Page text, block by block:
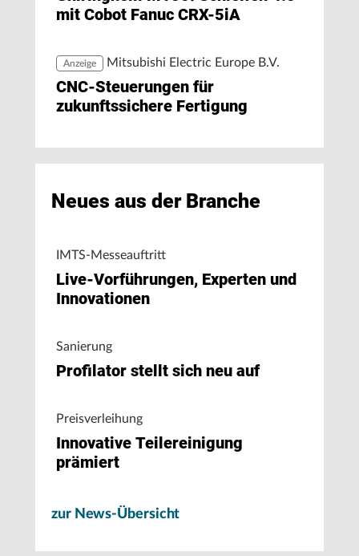
mit Cobot Fanuc CRX-5iA
Anzeige Mitsubishi Electric Europe B.V.
CNC-Steuerungen für
zukunftssichere Fertigung
Neues aus der Branche
IMTS-Messeauftritt
Live-Vorführungen, Experten und
Innovationen
Sanierung
Profilator stellt sich neu auf
Preisverleihung
Innovative Teilereinigung
prämiert
zur News-Übersicht